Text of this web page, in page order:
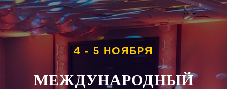
4 - 5 НОЯБРЯ
МЕЖДУНАРОДНЫЙ